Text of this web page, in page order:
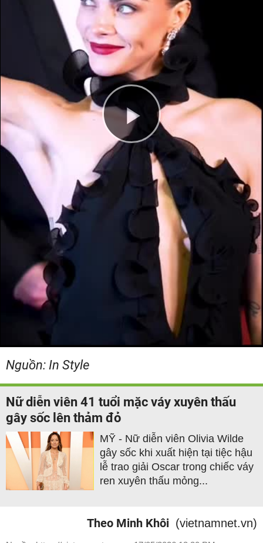
Play
Video
Nguồn: In Style
Nữ diễn viên 41 tuổi mặc váy xuyên thấu
gây sốc lên thảm đỏ
MỸ - Nữ diễn viên Olivia Wilde
gây sốc khi xuất hiện tại tiệc hậu
lễ trao giải Oscar trong chiếc váy
ren xuyên thấu mỏng...
Theo Minh Khôi (vietnamnet.vn)